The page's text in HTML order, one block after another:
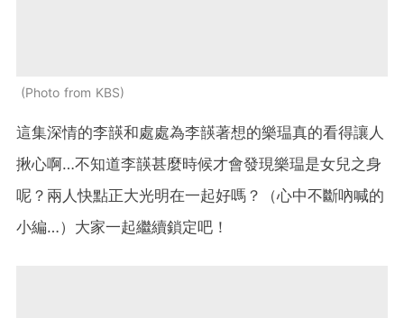
Photo from KBS
這集深情的李韺和處處為李韺著想的樂瑥真的看得讓人
揪心啊…不知道李韺甚麼時候才會發現樂瑥是女兒之身
呢？兩人快點正大光明在一起好嗎？（心中不斷吶喊的
小編…）大家一起繼續鎖定吧！